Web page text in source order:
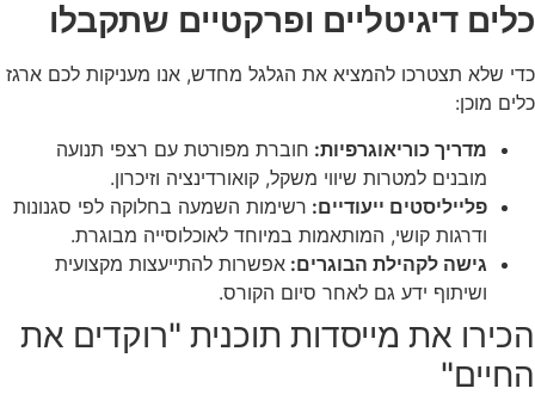
כלים דיגיטליים ופרקטיים שתקבלו
כדי שלא תצטרכו להמציא את הגלגל מחדש, אנו מעניקות לכם ארגז
כלים מוכן:
מדריך כוריאוגרפיות: חוברת מפורטת עם רצפי תנועה
מובנים למטרות שיווי משקל, קואורדינציה וזיכרון.
פלייליסטים ייעודיים: רשימות השמעה בחלוקה לפי סגנונות
ודרגות קושי, המותאמות במיוחד לאוכלוסייה מבוגרת.
גישה לקהילת הבוגרים: אפשרות להתייעצות מקצועית
ושיתוף ידע גם לאחר סיום הקורס.
הכירו את מייסדות תוכנית "רוקדים את
החיים"